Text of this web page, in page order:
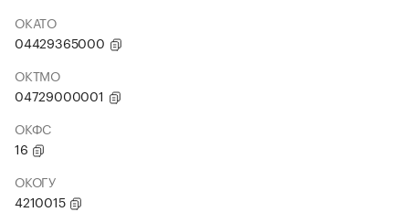
ОКАТО
04429365000
ОКТМО
04729000001
ОКФС
16
ОКОГУ
4210015